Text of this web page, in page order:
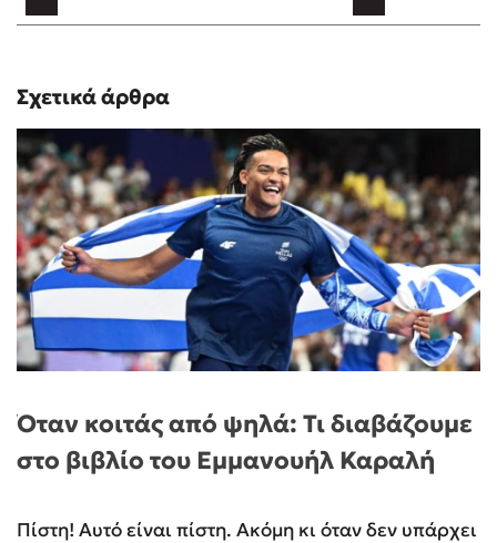
Σχετικά άρθρα
Όταν κοιτάς από ψηλά: Τι διαβάζουμε
στο βιβλίο του Εμμανουήλ Καραλή
Πίστη! Αυτό είναι πίστη. Ακόμη κι όταν δεν υπάρχει